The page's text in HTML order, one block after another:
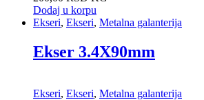
Dodaj u korpu
Ekseri, Ekseri, Metalna galanterija
Ekser 3.4X90mm
Ekseri, Ekseri, Metalna galanterija